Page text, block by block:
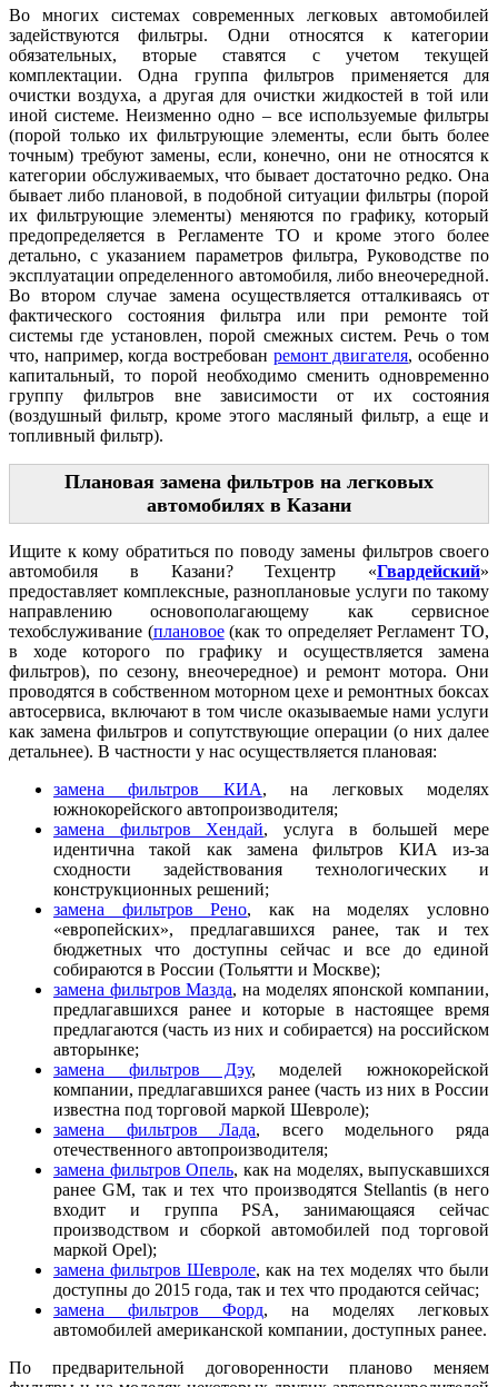
Во многих системах современных легковых автомобилей
задействуются фильтры. Одни относятся к категории
обязательных, вторые ставятся с учетом текущей
комплектации. Одна группа фильтров применяется для
очистки воздуха, а другая для очистки жидкостей в той или
иной системе. Неизменно одно – все используемые фильтры
(порой только их фильтрующие элементы, если быть более
точным) требуют замены, если, конечно, они не относятся к
категории обслуживаемых, что бывает достаточно редко. Она
бывает либо плановой, в подобной ситуации фильтры (порой
их фильтрующие элементы) меняются по графику, который
предопределяется в Регламенте ТО и кроме этого более
детально, с указанием параметров фильтра, Руководстве по
эксплуатации определенного автомобиля, либо внеочередной.
Во втором случае замена осуществляется отталкиваясь от
фактического состояния фильтра или при ремонте той
системы где установлен, порой смежных систем. Речь о том
что, например, когда востребован ремонт двигателя, особенно
капитальный, то порой необходимо сменить одновременно
группу фильтров вне зависимости от их состояния
(воздушный фильтр, кроме этого масляный фильтр, а еще и
топливный фильтр).
Плановая замена фильтров на легковых
автомобилях в Казани
Ищите к кому обратиться по поводу замены фильтров своего
автомобиля в Казани? Техцентр «Гвардейский»
предоставляет комплексные, разноплановые услуги по такому
направлению основополагающему как сервисное
техобслуживание (плановое(как то определяет Регламент ТО,
в ходе которого по графику и осуществляется замена
фильтров), по сезону, внеочередное) и ремонт мотора. Они
проводятся в собственном моторном цехе и ремонтных боксах
автосервиса, включают в том числе оказываемые нами услуги
как замена фильтров и сопутствующие операции (о них далее
детальнее). В частности у нас осуществляется плановая:
замена фильтров КИА, на легковых моделях
южнокорейского автопроизводителя;
замена фильтров Хендай, услуга в большей мере
идентична такой как замена фильтров КИА из-за
сходности задействования технологических и
конструкционных решений;
замена фильтров Рено, как на моделях условно
«европейских», предлагавшихся ранее, так и тех
бюджетных что доступны сейчас и все до единой
собираются в России (Тольятти и Москве);
замена фильтров Мазда, на моделях японской компании,
предлагавшихся ранее и которые в настоящее время
предлагаются (часть из них и собирается) на российском
авторынке;
замена фильтров Дэу, моделей южнокорейской
компании, предлагавшихся ранее (часть из них в России
известна под торговой маркой Шевроле);
замена фильтров Лада, всего модельного ряда
отечественного автопроизводителя;
замена фильтров Опель, как на моделях, выпускавшихся
ранее GM, так и тех что производятся Stellantis (в него
входит и группа PSA, занимающаяся сейчас
производством и сборкой автомобилей под торговой
маркой Opel);
замена фильтров Шевроле, как на тех моделях что были
доступны до 2015 года, так и тех что продаются сейчас;
замена фильтров Форд, на моделях легковых
автомобилей американской компании, доступных ранее.
По предварительной договоренности планово меняем